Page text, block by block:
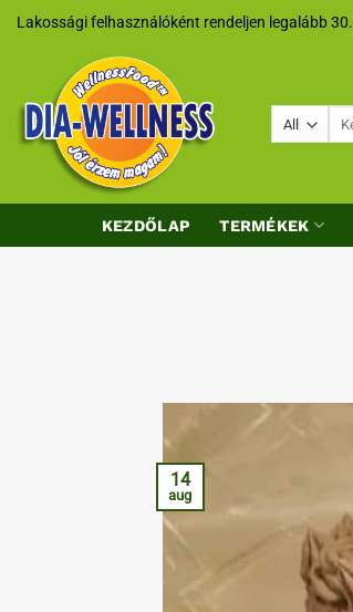
SkipLakossági felhasználóként rendeljen legalább
KEZDŐLAP TERMÉKEK
14
aug